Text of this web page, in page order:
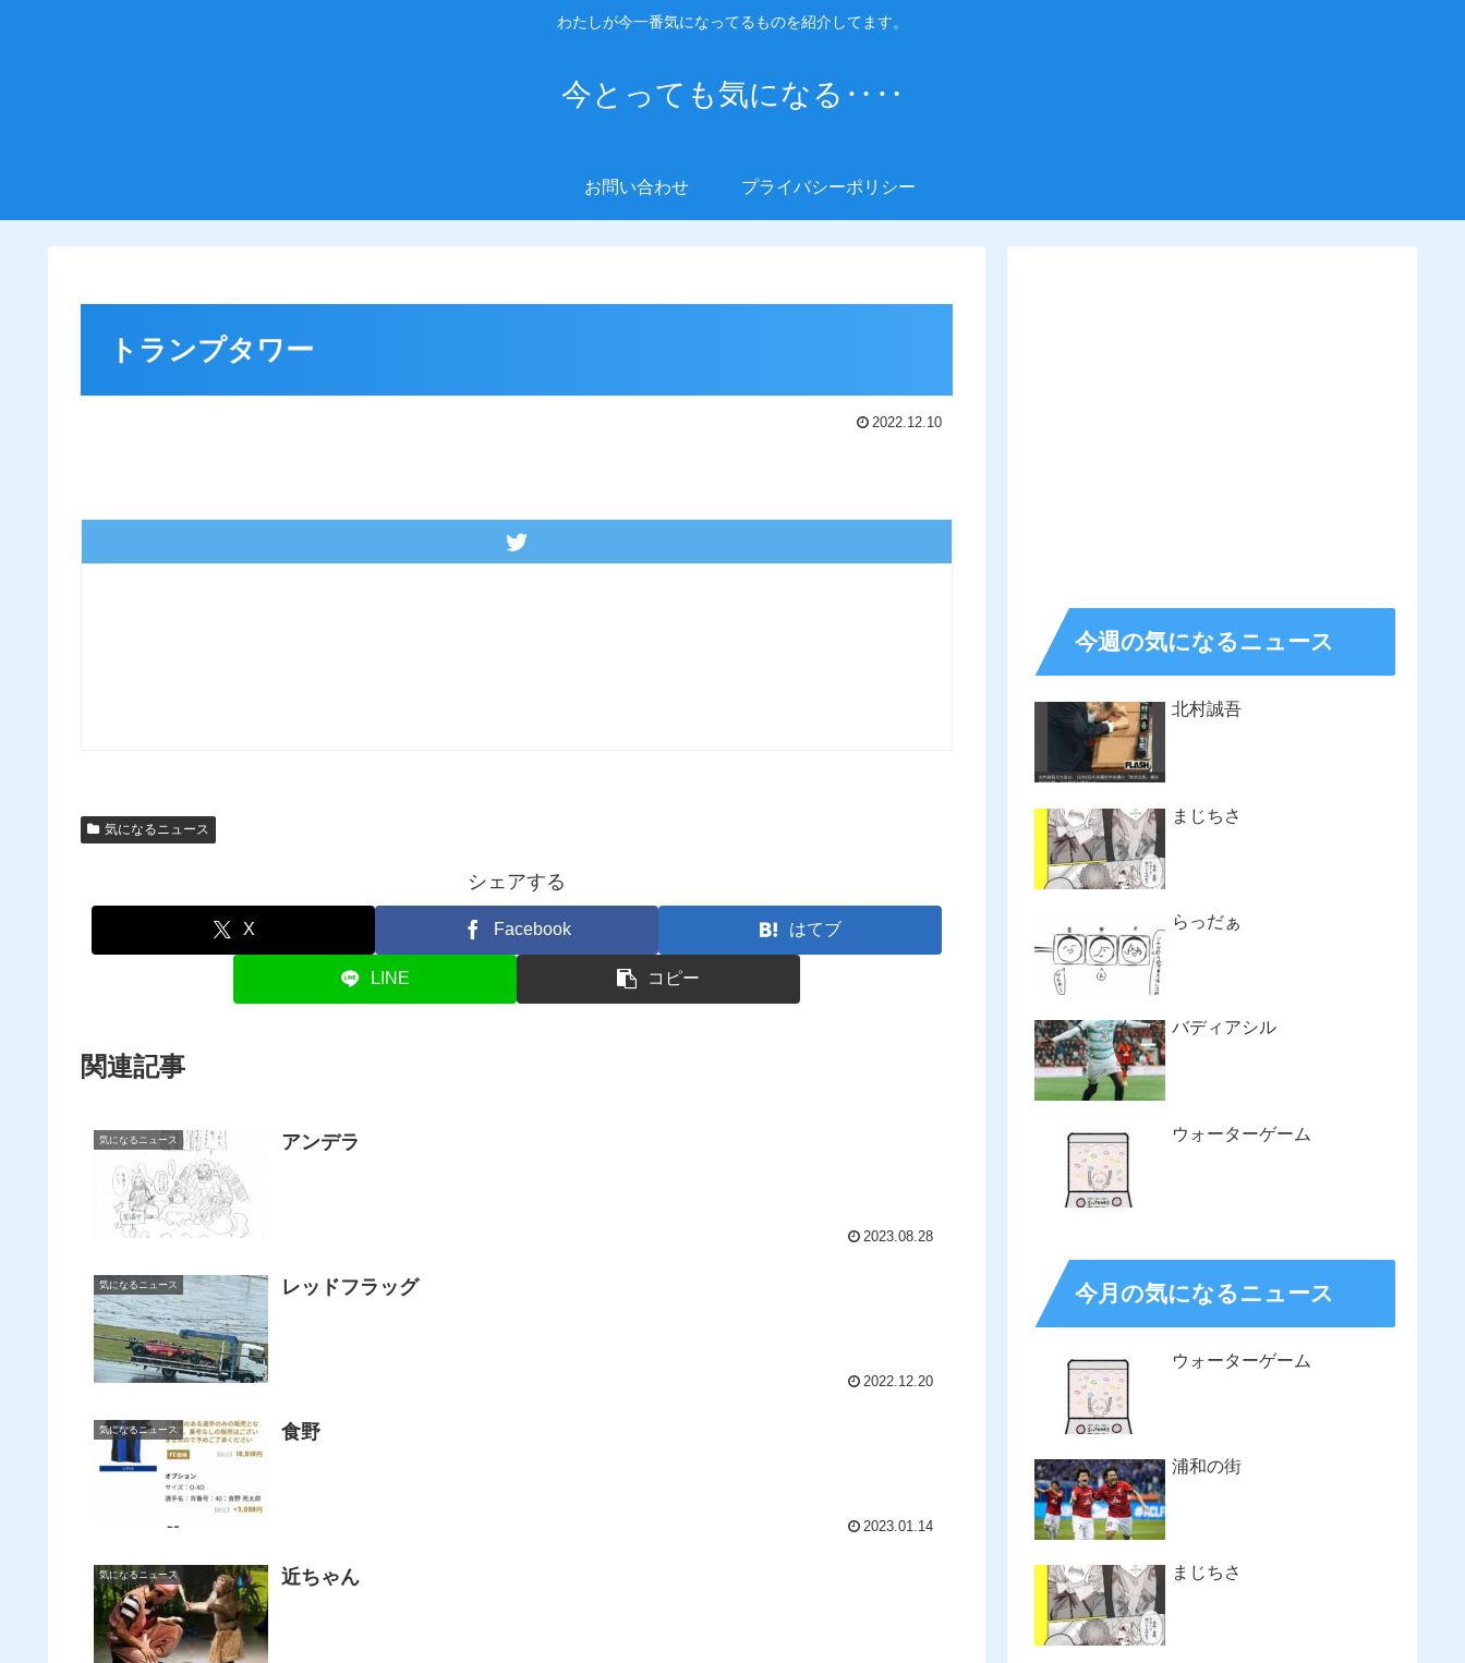
わたしが今一番気になってるものを紹介してます。
今とっても気になる‥‥
お問い合わせ プライバシーポリシー
トランプタワー
2022.12.10
気になるニュース
シェアする
X Facebook はてブ
LINE コピー
関連記事
気になるニュース アンデラ
2023.08.28
気になるニュース レッドフラッグ
2022.12.20
気になるニュース 食野
2023.01.14
気になるニュース 近ちゃん
今週の気になるニュース
北村誠吾
まじちさ
らっだぁ
バディアシル
ウォーターゲーム
今月の気になるニュース
ウォーターゲーム
浦和の街
まじちさ